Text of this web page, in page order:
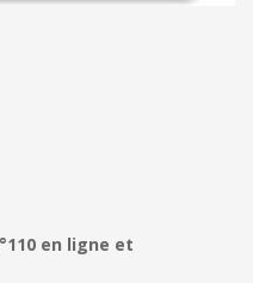
en ligne et